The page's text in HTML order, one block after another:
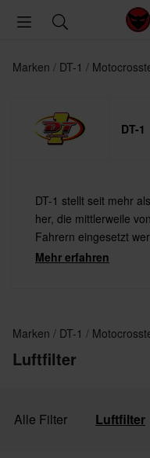
Marken DT-1
DT-1
DT-1 stellt seit mehr
her, die mittlerweile
Fahrern eingesetzt
aus dem besten
Mehr erfahren
Marken DT-1
Luftfilter
Alle Filter Luftfilter